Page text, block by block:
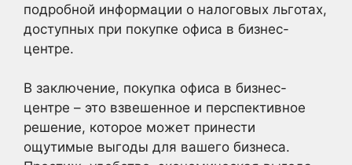
подробной информации о налоговых льготах,
доступных при покупке офиса в бизнес-
центре.
В заключение, покупка офиса в бизнес-
центре – это взвешенное и перспективное
решение, которое может принести
ощутимые выгоды для вашего бизнеса.